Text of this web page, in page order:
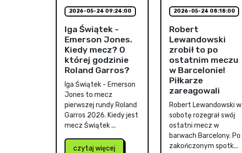
2026-05-24 09:24:00
Iga Świątek -
Emerson Jones.
Kiedy mecz? O
której godzinie
Roland Garros?
Iga Świątek - Emerson
Jones to mecz
pierwszej rundy Roland
Garros 2026. Kiedy jest
mecz Świątek ...
czytaj więcej
2026-05-24 08:18:00
Robert
Lewandowski
zrobił to po
ostatnim meczu
w Barcelonie!
Piłkarze
zareagowali
Robert Lewandowski w
sobotę rozegrał swój
ostatni mecz w
barwach Barcelony. Po
zakończonym spotk...